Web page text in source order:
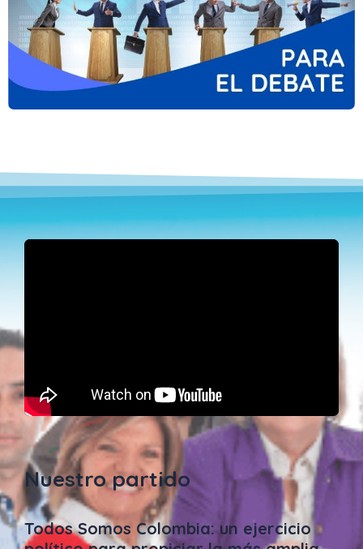
Nuestro partido
Todos Somos Colombia: un ejercicio